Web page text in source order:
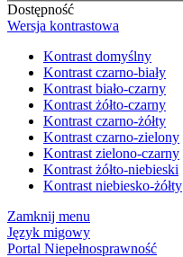
Dostępność
Wersja kontrastowa
Kontrast domyślny
Kontrast czarno-biały
Kontrast biało-czarny
Kontrast żółto-czarny
Kontrast czarno-żółty
Kontrast czarno-zielony
Kontrast zielono-czarny
Kontrast żółto-niebieski
Kontrast niebiesko-żółty
Zamknij menu
Język migowy
Portal Niepełnosprawność